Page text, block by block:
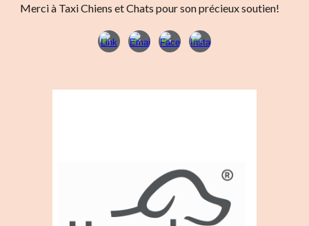
Merci à Taxi Chiens et Chats pour son précieux soutien!